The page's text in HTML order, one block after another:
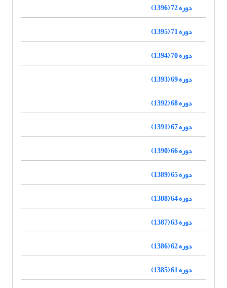
دوره 72 (1396)
دوره 71 (1395)
دوره 70 (1394)
دوره 69 (1393)
دوره 68 (1392)
دوره 67 (1391)
دوره 66 (1390)
دوره 65 (1389)
دوره 64 (1388)
دوره 63 (1387)
دوره 62 (1386)
دوره 61 (1385)